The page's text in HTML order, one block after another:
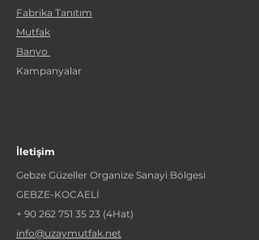
Fabrika Tanıtım
Mutfak
Banyo
Kampanyalar
İletişim
Gebze Güzeller Organize Sanayi Bölgesi
GEBZE-KOCAELİ
+ 90 262 751 35 23 (4Hat)
info@uzaymutfak.net